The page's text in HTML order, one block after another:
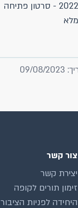
2022 - סרטון פתיחה
מלא
צור קשר
יצירת קשר
זימון תורים לקופה
היחידה לפניות הציבור